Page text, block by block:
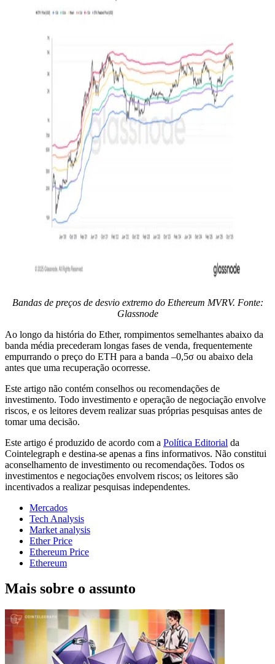
Bandas de preços de desvio extremo do Ethereum MVRV. Fonte:
Glassnode
Ao longo da história do Ether, rompimentos semelhantes abaixo da
banda média precederam longas fases de venda, frequentemente
empurrando o preço do ETH para a banda –0,5σ ou abaixo dela
antes que uma recuperação ocorresse.
Este artigo não contém conselhos ou recomendações de
investimento. Todo investimento e operação de negociação envolve
riscos, e os leitores devem realizar suas próprias pesquisas antes de
tomar uma decisão.
Este artigo é produzido de acordo com a Política Editorial da
Cointelegraph e destina-se apenas a fins informativos. Não constitui
aconselhamento de investimento ou recomendações. Todos os
investimentos e negociações envolvem riscos; os leitores são
incentivados a realizar pesquisas independentes.
Mercados
Tech Analysis
Market analysis
Ether Price
Ethereum Price
Ethereum
Mais sobre o assunto